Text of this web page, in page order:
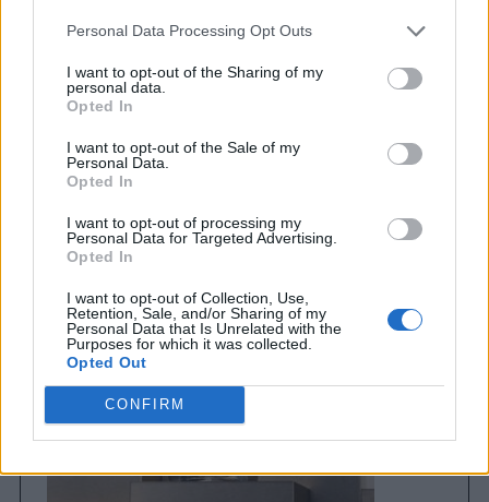
Personal Data Processing Opt Outs
I want to opt-out of the Sharing of my
personal data.
Opted In
I want to opt-out of the Sale of my
Personal Data.
Opted In
I want to opt-out of processing my
Personal Data for Targeted Advertising.
Opted In
I want to opt-out of Collection, Use,
Retention, Sale, and/or Sharing of my
Personal Data that Is Unrelated with the
Purposes for which it was collected.
Opted Out
CONFIRM